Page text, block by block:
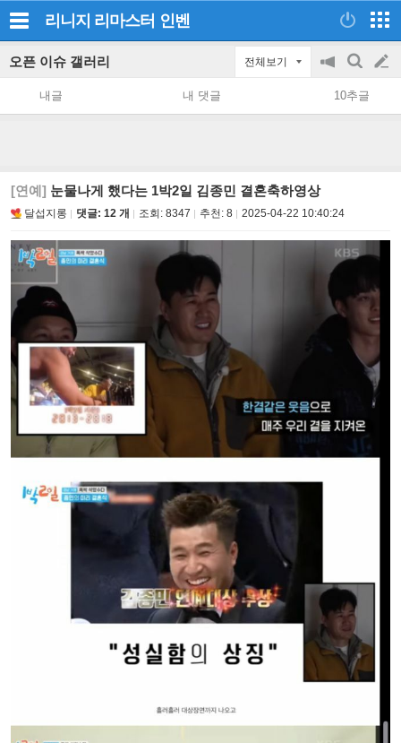
리니지 리마스터 인벤
오픈 이슈 갤러리 전체보기
공
지
on/off
검
색
글
쓰
내글 내 댓글 10추글
[연예] 눈물나게 했다는 1박2일 김종민 결혼축하영상
달섭지롱 댓글: 12 개 조회: 8347 추천: 8 2025-04-22 10:40:24